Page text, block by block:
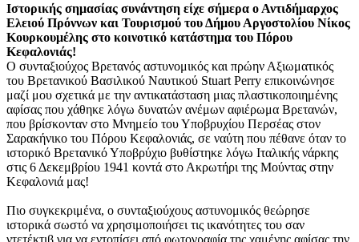
Ιστορικής σημασίας συνάντηση είχε σήμερα ο Αντιδήμαρχος
Ελειού Πρόννων και Τουρισμού του Δήμου Αργοστολίου Νίκος
Κουρκουμέλης στο κοινοτικό κατάστημα του Πόρου
Κεφαλονιάς!
Ο συνταξιούχος Βρετανός αστυνομικός και πρώην Αξιωματικός
του Βρετανικού Βασιλικού Ναυτικού Stuart Perry επικοινώνησε
μαζί μου σχετικά με την αντικατάσταση μιας πλαστικοποιημένης
αφίσας που χάθηκε λόγω δυνατών ανέμων αφιέρωμα Βρετανών,
που βρίσκονταν στο Μνημείο του Υποβρυχίου Περσέας στον
Σαρακήνικο του Πόρου Κεφαλονιάς, σε ναύτη που πέθανε όταν το
ιστορικό Βρετανικό Υποβρύχιο βυθίστηκε λόγω Ιταλικής νάρκης
στις 6 Δεκεμβρίου 1941 κοντά στο Ακρωτήρι της Μούντας στην
Κεφαλονιά μας!
Πιο συγκεκριμένα, ο συνταξιούχους αστυνομικός θεώρησε
ιστορικά σωστό να χρησιμοποιήσει τις ικανότητες του σαν
ντετέκτιβ για να εντοπίσει από φωτογραφία της χαμένης αφίσας την